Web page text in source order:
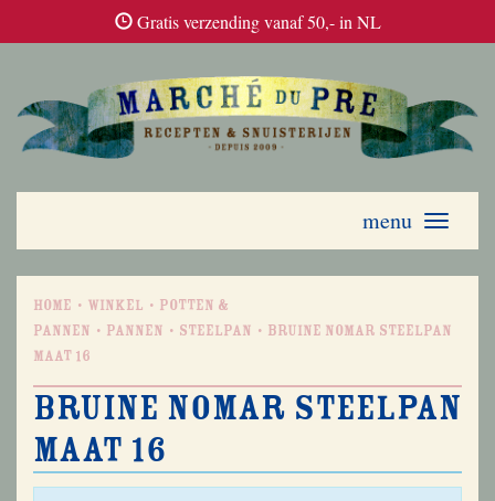
Gratis verzending vanaf 50,- in NL
Toggle
menu
Home Winkel
Potten &
Pannen
Pannen Steelpan
Bruine Nomar steelpan
maat 16
Bruine Nomar steelpan
maat 16